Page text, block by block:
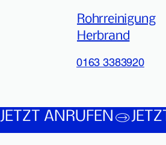
Rohrreinigung
Herbrand
0163 3383920
JETZT ANRUFEN